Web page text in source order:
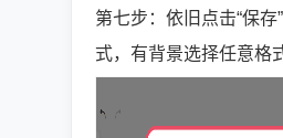
第七步：依旧点击“保存
式，有背景选择任意格